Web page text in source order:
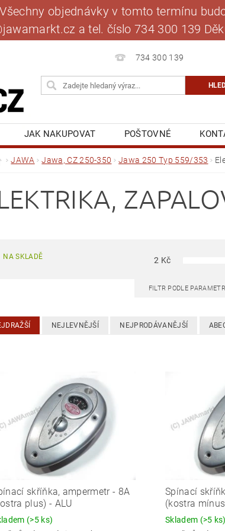
objednávky v tomto termínu
a tel. číslo 734 300 139
734 300 139
JAK NAKUPOVAT POŠTOVNÉ
BLOG MOJE OBJEDNÁVKA
JAWA Jawa, CZ 250-350 Jawa 250 Typ 559/353
NA SKLADĚ 2 Kč
FILTR PODLE
NEJLEVNĚJŠÍ NEJPRODÁVANĚJŠÍ
skříňka, ampermetr - 8A
plus) - ALU
(>5 ks)
Spínací
(kostra
Skladem (>5 ks)